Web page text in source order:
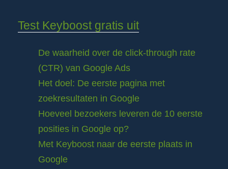
Test Keyboost gratis uit
De waarheid over de click-through rate
(CTR) van Google Ads
Het doel: De eerste pagina met
zoekresultaten in Google
Hoeveel bezoekers leveren de 10 eerste
posities in Google op?
Met Keyboost naar de eerste plaats in
Google